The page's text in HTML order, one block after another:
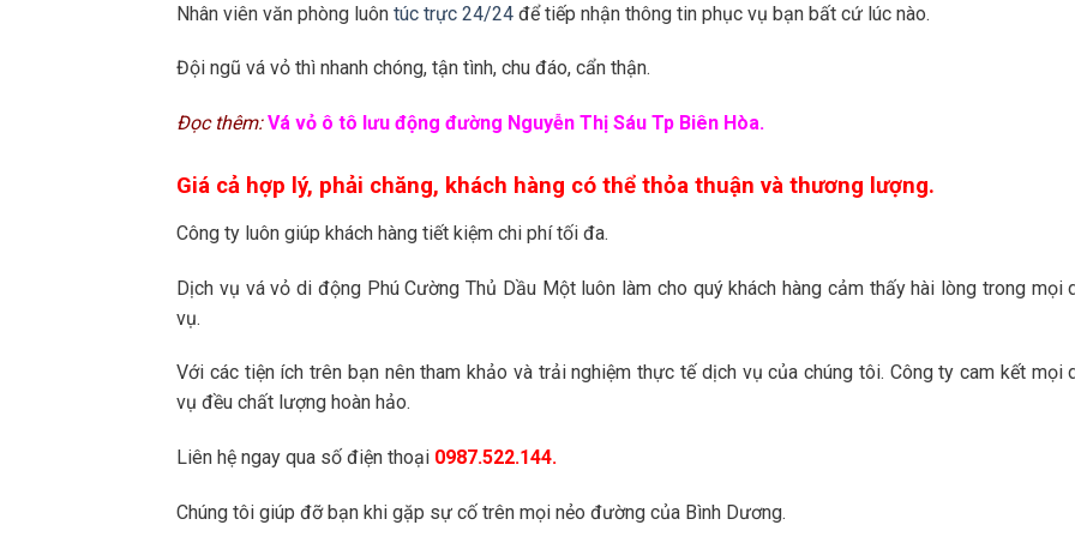
Nhân viên văn phòng luôn túc trực 24/24 để tiếp nhận thông tin phục vụ bạn bất cứ lúc nào.
Đội ngũ vá vỏ thì nhanh chóng, tận tình, chu đáo, cẩn thận.
Đọc thêm: Vá vỏ ô tô lưu động đường Nguyễn Thị Sáu Tp Biên Hòa.
Giá cả hợp lý, phải chăng, khách hàng có thể thỏa thuận và thương lượng.
Công ty luôn giúp khách hàng tiết kiệm chi phí tối đa.
Dịch vụ vá vỏ di động Phú Cường Thủ Dầu Một luôn làm cho quý khách hàng cảm thấy hài lòng trong mọi
vụ.
Với các tiện ích trên bạn nên tham khảo và trải nghiệm thực tế dịch vụ của chúng tôi. Công ty cam kết mọi
vụ đều chất lượng hoàn hảo.
Liên hệ ngay qua số điện thoại 0987.522.144.
Chúng tôi giúp đỡ bạn khi gặp sự cố trên mọi nẻo đường của Bình Dương.